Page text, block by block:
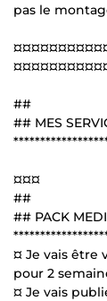
pas le
##
## MES
¤¤¤
##
## PACK
¤ Je vais être
pour 2
¤ Je vais